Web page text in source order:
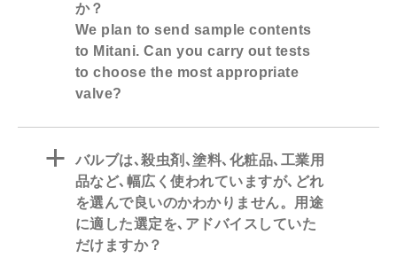
か？
We plan to send sample contents
to Mitani. Can you carry out tests
to choose the most appropriate
valve?
a
バルブは､殺虫剤､塗料､化粧品､工業用
品など､幅広く使われていますが､どれ
を選んで良いのかわかりません。用途
に適した選定を､アドバイスしていた
だけますか？